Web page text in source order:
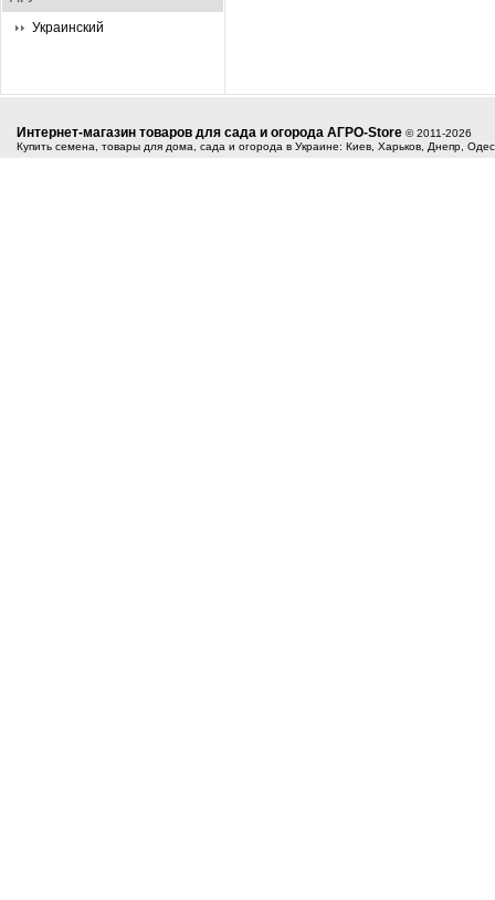
Украинский
Интернет-магазин товаров для сада и огорода АГРО-Store © 2011-2026
Купить семена, товары для дома, сада и огорода в Украине: Киев, Харьков, Днепр,